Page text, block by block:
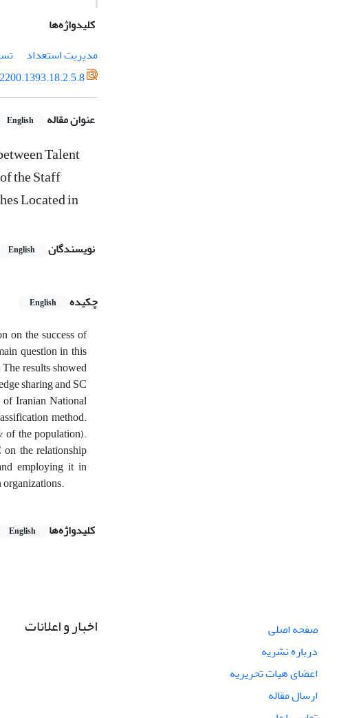
کلیدواژه‌ها
مدیریت استعداد
عنوان مقاله English
Talent
the Staff
Located in
نویسندگان English
چکیده English
on the success of
question in this
results showed
sharing and SC
of Iranian National
method.
of the population).
the relationship
employing it in
کلیدواژه‌ها English
صفحه اصلی
درباره نشریه
اعضای هیات تحریریه
ارسال مقاله
اخبار و اعلانات